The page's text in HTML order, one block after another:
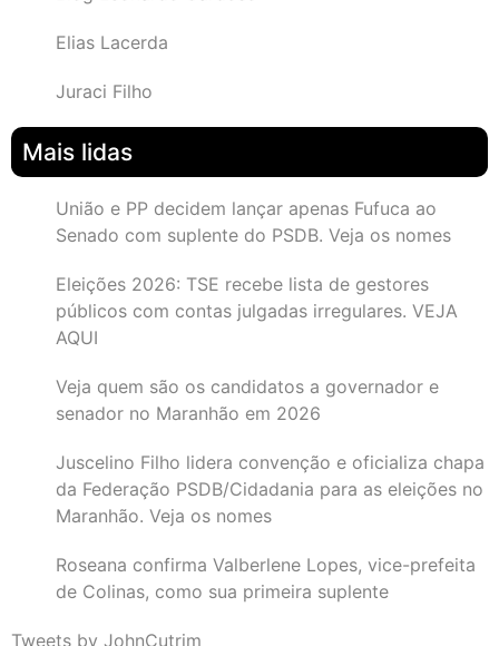
Elias Lacerda
Juraci Filho
Mais lidas
União e PP decidem lançar apenas Fufuca ao
Senado com suplente do PSDB. Veja os nomes
Eleições 2026: TSE recebe lista de gestores
públicos com contas julgadas irregulares. VEJA
AQUI
Veja quem são os candidatos a governador e
senador no Maranhão em 2026
Juscelino Filho lidera convenção e oficializa chapa
da Federação PSDB/Cidadania para as eleições no
Maranhão. Veja os nomes
Roseana confirma Valberlene Lopes, vice-prefeita
de Colinas, como sua primeira suplente
Tweets by JohnCutrim